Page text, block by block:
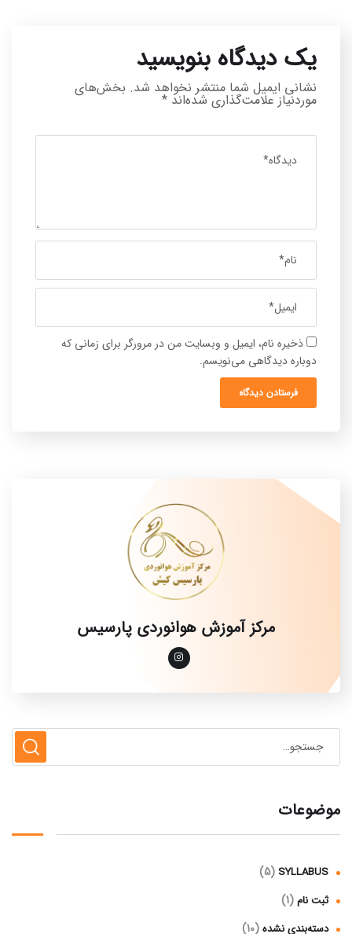
یک دیدگاه بنویسید
نشانی ایمیل شما منتشر نخواهد شد. بخش‌های
موردنیاز علامت‌گذاری شده‌اند *
ذخیره نام، ایمیل و وبسایت من در مرورگر برای زمانی که
دوباره دیدگاهی می‌نویسم.
مرکز آموزش هوانوردی پارسیس
موضوعات
SYLLABUS
(5)
ثبت نام(1)
دسته‌بندی نشده(10)